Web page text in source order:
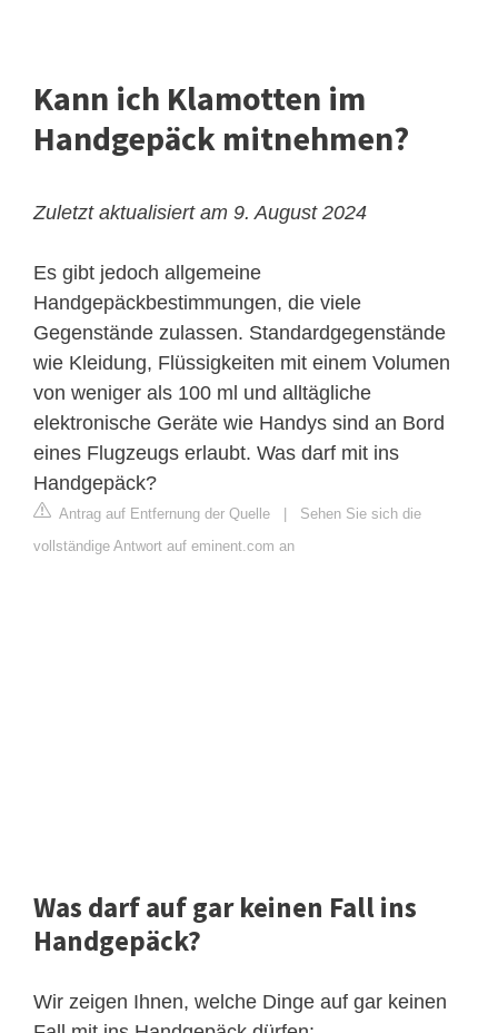
Kann ich Klamotten im
Handgepäck mitnehmen?
Zuletzt aktualisiert am 9. August 2024
Es gibt jedoch allgemeine
Handgepäckbestimmungen, die viele
Gegenstände zulassen. Standardgegenstände
wie Kleidung, Flüssigkeiten mit einem Volumen
von weniger als 100 ml und alltägliche
elektronische Geräte wie Handys sind an Bord
eines Flugzeugs erlaubt. Was darf mit ins
Handgepäck?
Antrag auf Entfernung der Quelle
Sehen Sie sich die
vollständige Antwort auf eminent.com an
Was darf auf gar keinen Fall ins
Handgepäck?
Wir zeigen Ihnen, welche Dinge auf gar keinen